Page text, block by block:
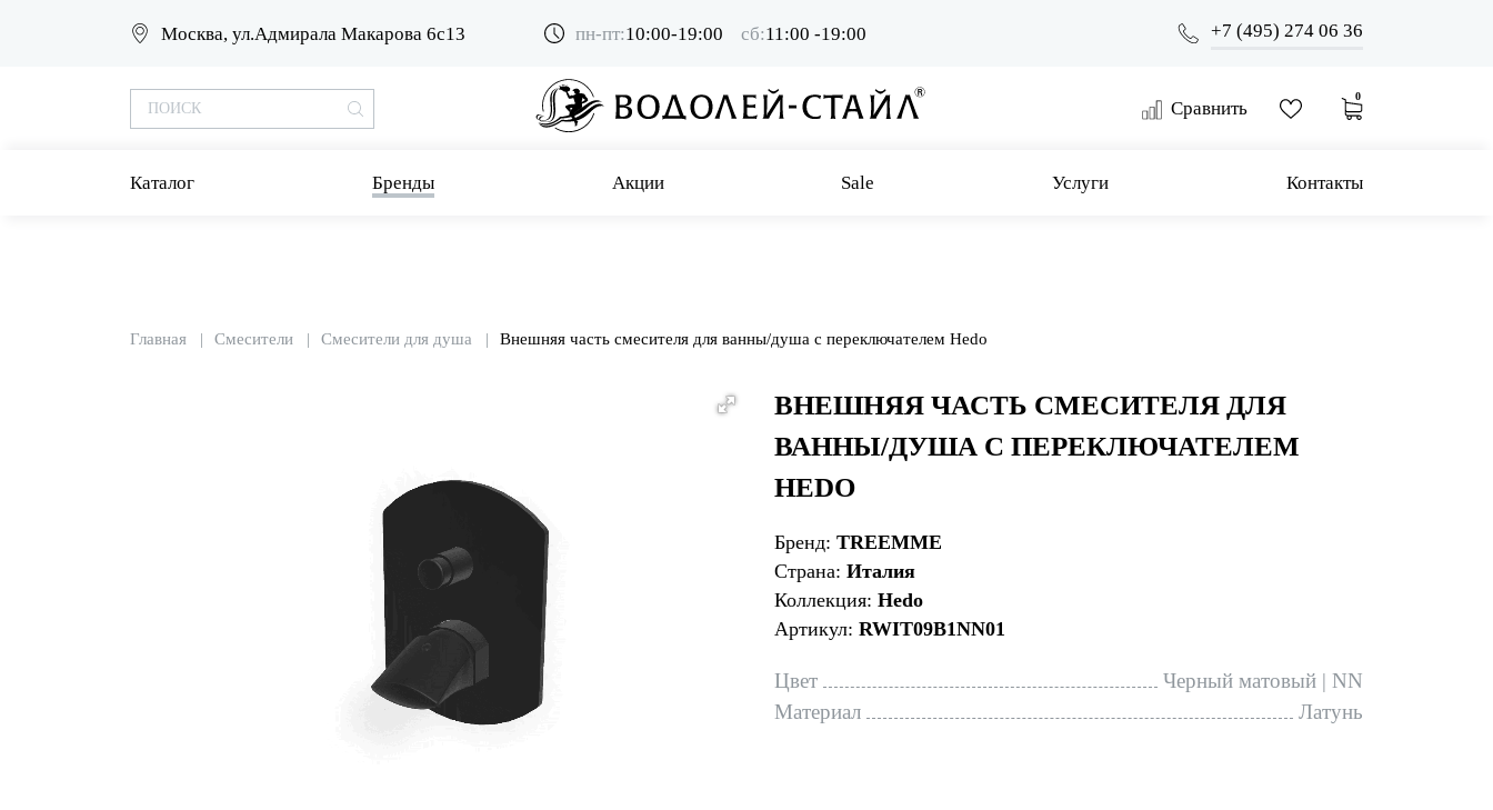
Москва, ул.Адмирала Макарова 6с13 пн-пт:10:00-19:00 сб:11:00 -19:00 +7 (495) 274 06 36
Сравнить
0
Каталог Бренды Акции Sale Услуги Контакты
Главная Смесители Смесители для душа Внешняя часть смесителя для ванны/душа с переключателем Hedo
ВНЕШНЯЯ ЧАСТЬ СМЕСИТЕЛЯ ДЛЯ
ВАННЫ/ДУША С ПЕРЕКЛЮЧАТЕЛЕМ
HEDO
Бренд: TREEMME
Страна: Италия
Коллекция: Hedo
Артикул: RWIT09B1NN01
Цвет
Черный матовый | NN
Материал
Латунь